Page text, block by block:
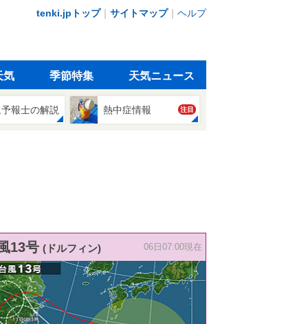
tenki.jpトップ｜ サイトマップ｜ ヘルプ
気 季節特集 天気ニュース
報士の解説 熱中症情報 注目
13号 (ドルフィン) 06日07:00現在